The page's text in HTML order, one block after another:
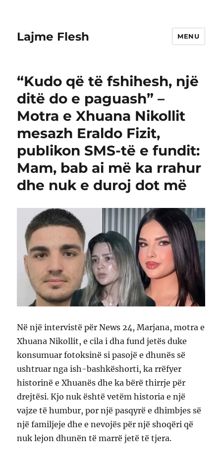
Lajme Flesh MENU
“Kudo që të fshihesh, një
ditë do e paguash” –
Motra e Xhuana Nikollit
mesazh Eraldo Fizit,
pubIikon SMS-të e fundit:
Mam, bab ai më ka rrahur
dhe nuk e duroj dot më
Në një intervistë për News 24, Marjana, motra e
Xhuana Nikollit, e cila i dha fund jetës duke
konsumuar fotoksinë si pasojë e dhunës së
ushtruar nga ish-bashkëshorti, ka rrëfyer
historinë e Xhuanës dhe ka bërë thirrje për
drejtësi. Kjo nuk është vetëm historia e një
vajze të humbur, por një pasqyrë e dhimbjes së
një familjeje dhe e nevojës për një shoqëri që
nuk lejon dhunën të marrë jetë të tjera.